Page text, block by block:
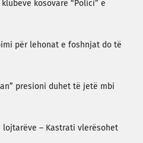
kosovare “Polici” e
për lehonat e foshnjat do të
presioni duhet të jetë mbi
lojtarëve – Kastrati vlerësohet